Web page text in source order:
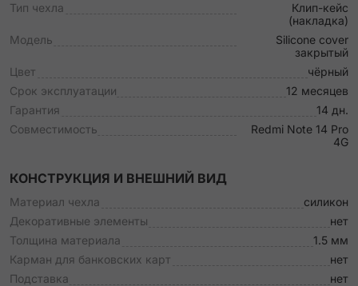
Тип чехла
Клип-кейс
(накладка)
Модель
Silicone cover
закрытый
Цвет
чёрный
Срок эксплуатации
12 месяцев
Гарантия
14 дн.
Совместимость
Redmi Note 14 Pro
4G
КОНСТРУКЦИЯ И ВНЕШНИЙ ВИД
Материал чехла
силикон
Декоративные элементы
нет
Толщина материала
1.5 мм
Карман для банковских карт
нет
Подставка
нет